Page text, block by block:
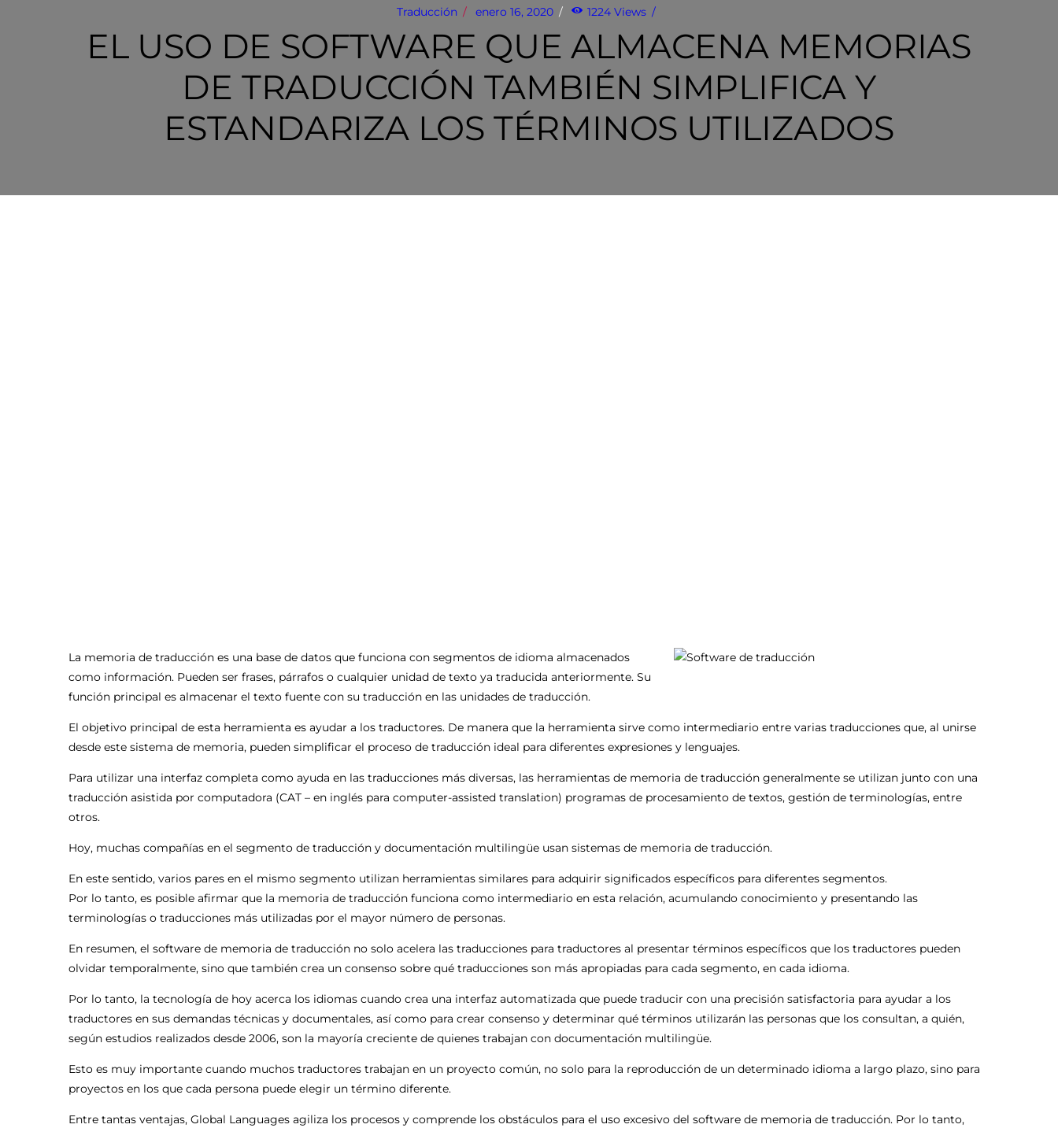
Traducción enero 16, 2020 1224 Views
EL USO DE SOFTWARE QUE ALMACENA MEMORIAS
DE TRADUCCIÓN TAMBIÉN SIMPLIFICA Y
ESTANDARIZA LOS TÉRMINOS UTILIZADOS
La memoria de traducción es una base de datos que funciona con segmentos de idioma almacenados
como información. Pueden ser frases, párrafos o cualquier unidad de texto ya traducida anteriormente. Su
función principal es almacenar el texto fuente con su traducción en las unidades de traducción.
El objetivo principal de esta herramienta es ayudar a los traductores. De manera que la herramienta sirve como intermediario entre varias traducciones que, al unirse
desde este sistema de memoria, pueden simplificar el proceso de traducción ideal para diferentes expresiones y lenguajes.
Para utilizar una interfaz completa como ayuda en las traducciones más diversas, las herramientas de memoria de traducción generalmente se utilizan junto con una
traducción asistida por computadora (CAT – en inglés para computer-assisted translation) programas de procesamiento de textos, gestión de terminologías, entre
otros.
Hoy, muchas compañías en el segmento de traducción y documentación multilingüe usan sistemas de memoria de traducción.
En este sentido, varios pares en el mismo segmento utilizan herramientas similares para adquirir significados específicos para diferentes segmentos.
Por lo tanto, es posible afirmar que la memoria de traducción funciona como intermediario en esta relación, acumulando conocimiento y presentando las
terminologías o traducciones más utilizadas por el mayor número de personas.
En resumen, el software de memoria de traducción no solo acelera las traducciones para traductores al presentar términos específicos que los traductores pueden
olvidar temporalmente, sino que también crea un consenso sobre qué traducciones son más apropiadas para cada segmento, en cada idioma.
Por lo tanto, la tecnología de hoy acerca los idiomas cuando crea una interfaz automatizada que puede traducir con una precisión satisfactoria para ayudar a los
traductores en sus demandas técnicas y documentales, así como para crear consenso y determinar qué términos utilizarán las personas que los consultan, a quién,
según estudios realizados desde 2006, son la mayoría creciente de quienes trabajan con documentación multilingüe.
Esto es muy importante cuando muchos traductores trabajan en un proyecto común, no solo para la reproducción de un determinado idioma a largo plazo, sino para
proyectos en los que cada persona puede elegir un término diferente.
Entre tantas ventajas, Global Languages agiliza los procesos y comprende los obstáculos para el uso excesivo del software de memoria de traducción. Por lo tanto,